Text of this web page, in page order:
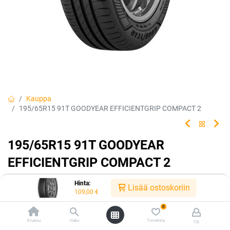
Hinta:
109,00 € Lisää ostoskoriin
Etusivu Haku
0
Toivelista Tili
Kauppa
195/65R15 91T GOODYEAR EFFICIENTGRIP COMPACT 2
195/65R15 91T GOODYEAR
EFFICIENTGRIP COMPACT 2
4038526345639 Tuotekoodi:226528
Tällä tuotteella ei ole kelvollista yhdistelmää.